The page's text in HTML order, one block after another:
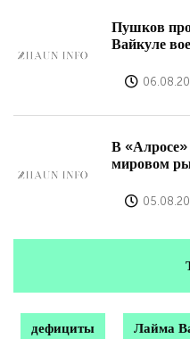
Пушков
Вайкуле
В «Алросе»
мировом
дефициты Лайма